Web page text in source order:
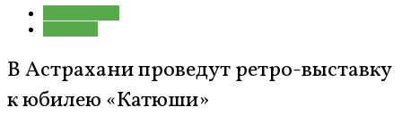
В Астрахани проведут ретро-выставку
к юбилею «Катюши»